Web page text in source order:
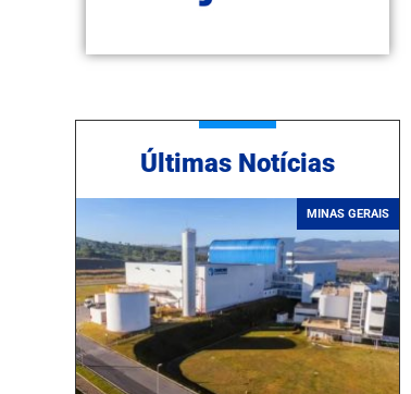
Ú ltimas Notícias
MINAS GERAIS